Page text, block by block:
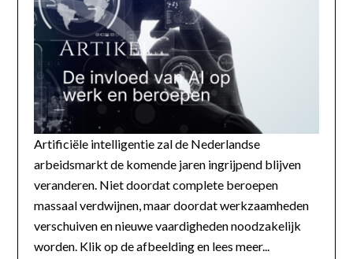
Artificiële intelligentie zal de Nederlandse
arbeidsmarkt de komende jaren ingrijpend blijven
veranderen. Niet doordat complete beroepen
massaal verdwijnen, maar doordat werkzaamheden
verschuiven en nieuwe vaardigheden noodzakelijk
worden. Klik op de afbeelding en lees meer...